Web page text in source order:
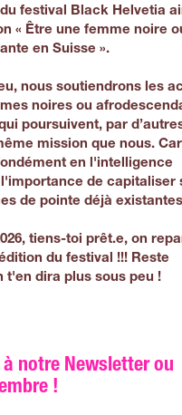
festival Black Helvetia
« Être une femme noire
en Suisse ».
nous soutiendrons les
noires ou
poursuivent, par
mission que nous.
en l'intelligence
de capitaliser
de pointe déjà
tiens-toi prêt.e, on
du festival !!! Reste
t'en dira plus sous peu !
notre Newsletter ou
!